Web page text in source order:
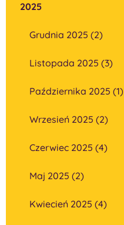
2025
Grudnia 2025 (2)
Listopada 2025 (3)
Października 2025 (1)
Wrzesień 2025 (2)
Czerwiec 2025 (4)
Maj 2025 (2)
Kwiecień 2025 (4)